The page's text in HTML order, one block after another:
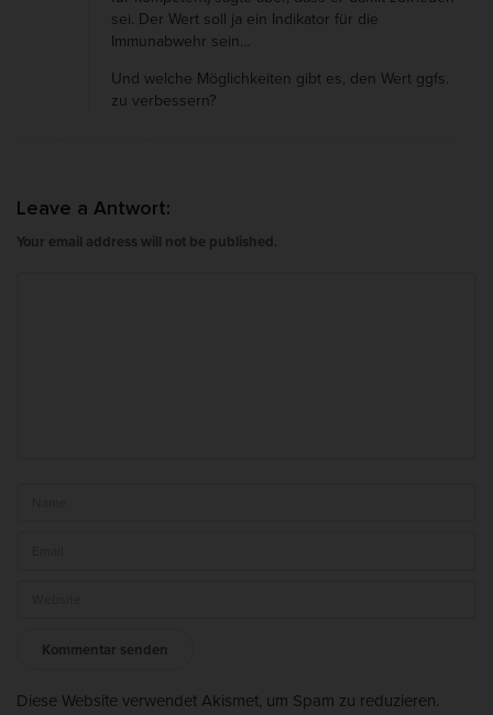
r
e
i
v
sei. Der Wert soll ja ein Indikator für die
Immunabwehr sein…
Und welche Möglichkeiten gibt es, den Wert ggfs.
zu verbessern?
Leave a Antwort:
Your email address will not be published.
Diese Website verwendet Akismet, um Spam zu reduzieren.